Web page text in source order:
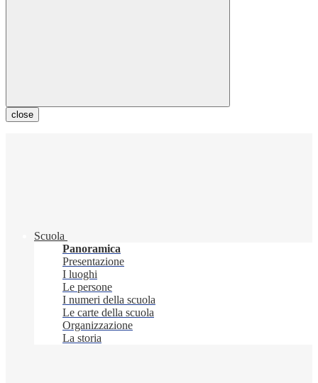
close
Scuola
Panoramica
Presentazione
I luoghi
Le persone
I numeri della scuola
Le carte della scuola
Organizzazione
La storia